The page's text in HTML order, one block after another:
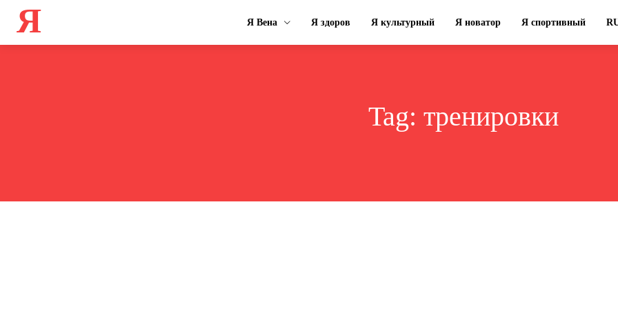
Я Я Вена Я здоров Я культурный Я новатор Я спортивный
Tag: тренировки